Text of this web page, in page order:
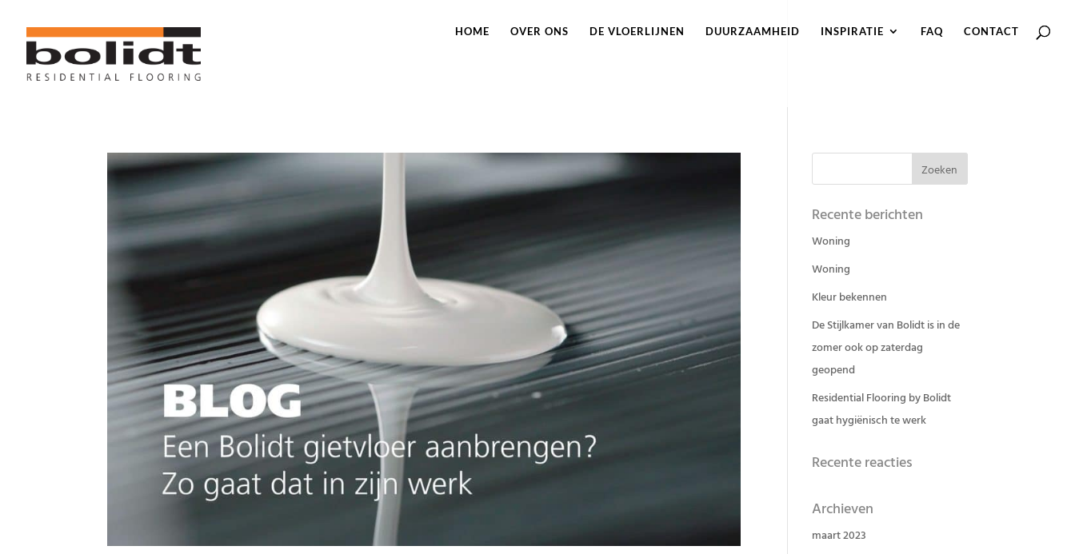
HOME OVER ONS DE VLOERLIJNEN DUURZAAMHEID INSPIRATIE FAQ CONTACT
Recente berichten
Woning
Woning
Kleur bekennen
De Stijlkamer van Bolidt is in de
zomer ook op zaterdag
geopend
Residential Flooring by Bolidt
gaat hygiënisch te werk
Recente reacties
Archieven
maart 2023